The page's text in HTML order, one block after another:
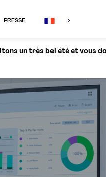
PRESSE
Français
un très bel été et vous